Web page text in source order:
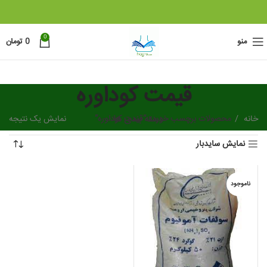
منو 0
0 تومان
قیمت کوداوره
دسته بندی ها خانه محصولات برچسب خورده “قیمت کوداوره”
نمایش یک نتیجه
نمایش سایدبار
ناموجود